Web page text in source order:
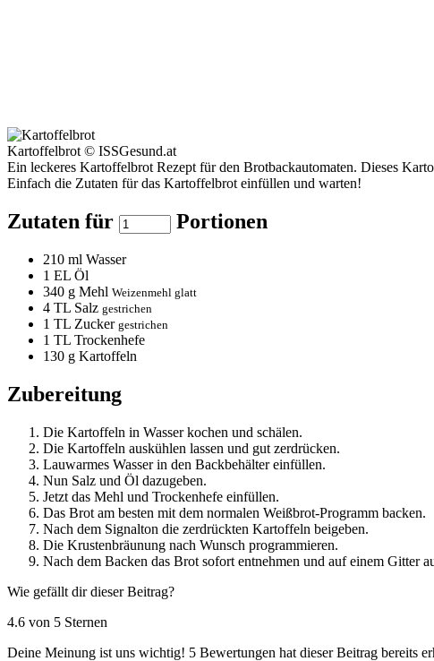
Kartoffelbrot © ISSGesund.at
Ein leckeres Kartoffelbrot Rezept für den Brotbackautomaten. Dieses
Einfach die Zutaten für das Kartoffelbrot einfüllen und warten!
Zutaten für Portionen
210 ml Wasser
1 EL Öl
340 g Mehl Weizenmehl glatt
4 TL Salz gestrichen
1 TL Zucker gestrichen
1 TL Trockenhefe
130 g Kartoffeln
Zubereitung
Die Kartoffeln in Wasser kochen und schälen.
Die Kartoffeln auskühlen lassen und gut zerdrücken.
Lauwarmes Wasser in den Backbehälter einfüllen.
Nun Salz und Öl dazugeben.
Jetzt das Mehl und Trockenhefe einfüllen.
Das Brot am besten mit dem normalen Weißbrot-Programm backen.
Nach dem Signalton die zerdrückten Kartoffeln beigeben.
Die Krustenbräunung nach Wunsch programmieren.
Nach dem Backen das Brot sofort entnehmen und auf einem Gitter
Wie gefällt dir dieser Beitrag?
4.6 von 5 Sternen
Deine Meinung ist uns wichtig! 5 Bewertungen hat dieser Beitrag bereits